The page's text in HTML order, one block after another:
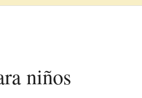
niños